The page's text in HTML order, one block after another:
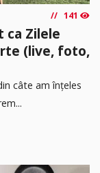
141
ca Zilele
(live, foto,
câte am înțeles